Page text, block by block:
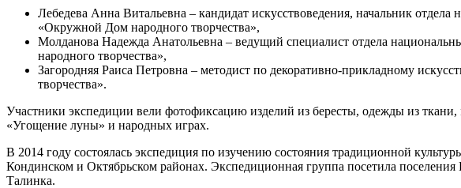
Лебедева Анна Витальевна – кандидат искусствоведения, начальник
«Окружной Дом народного творчества»,
Молданова Надежда Анатольевна – ведущий специалист отдела
народного творчества»,
Загородняя Раиса Петровна – методист по декоративно-прикладному
творчeства».
Участники экспедиции вели фотофиксацию изделий из бересты, одежды из
«Угощение луны» и народных играх.
В 2014 году состоялась экспедиция по изучению состояния традиционной
Кондинском и Октябрьском районах. Экспедиционная группа посетила
Талинка.